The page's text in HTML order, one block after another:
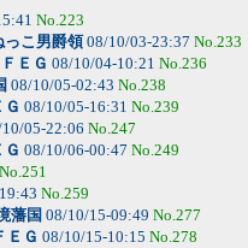
No.223
っこ男爵領08/10/03-23:37 No.233
ＥＧ 08/10/04-10:21 No.236
08/10/05-02:43 No.238
Ｇ 08/10/05-16:31 No.239
05-22:06 No.247
Ｇ 08/10/06-00:47 No.249
No.251
No.259
藩国 08/10/15-09:49 No.277
ＥＧ 08/10/15-10:15 No.278